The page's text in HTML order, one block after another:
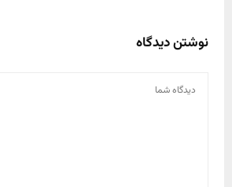
نوشتن دیدگاه